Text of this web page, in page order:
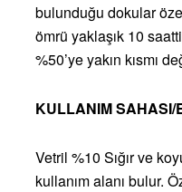
bulunduğu dokular
ömrü yaklaşık 10
%50’ye yakın kısmı
KULLANIM SAHASI/
Vetril %10 Sığır ve
kullanım alanı bulur.